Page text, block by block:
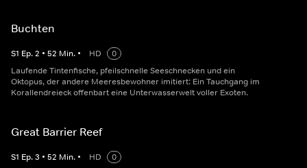
Buchten
S1 Ep.2 • 52 Min. • HD
0
Laufende Tintenfische, pfeilschnelle Seeschnecken und ein
Oktopus, der andere Meeresbewohner imitiert: Ein Tauchgang im
Korallendreieck offenbart eine Unterwasserwelt voller Exoten.
Great Barrier Reef
S1 Ep.3 • 52 Min. • HD
0